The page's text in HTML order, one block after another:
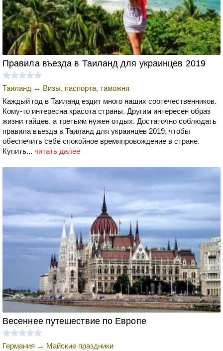
Правила въезда в Таиланд для украинцев 2019
Таиланд → Визы, паспорта, таможня
Каждый год в Таиланд ездит много наших соотечественников.
Кому-то интересна красота страны. Другим интересен образ
жизни тайцев, а третьим нужен отдых. Достаточно соблюдать
правила въезда в Таиланд для украинцев 2019, чтобы
обеспечить себе спокойное времяпровождение в стране.
Купить... читать далее
Весеннее путешествие по Европе
Германия → Майские праздники